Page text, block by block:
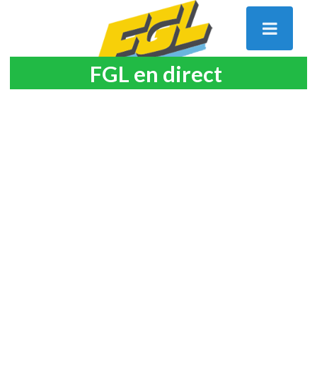
FGL en direct